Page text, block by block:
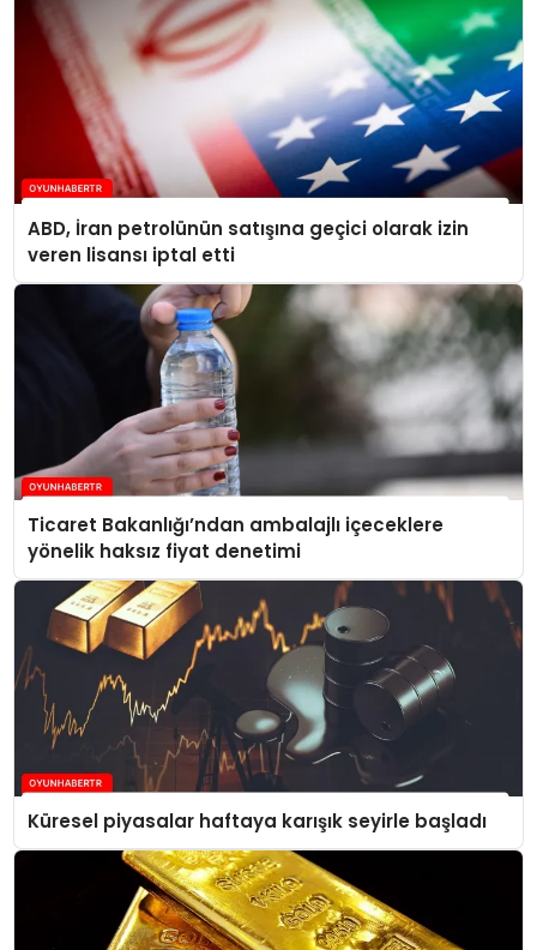
ABD, İran petrolünün satışına geçici olarak izin
veren lisansı iptal etti
Ticaret Bakanlığı’ndan ambalajlı içeceklere
yönelik haksız fiyat denetimi
Küresel piyasalar haftaya karışık seyirle başladı